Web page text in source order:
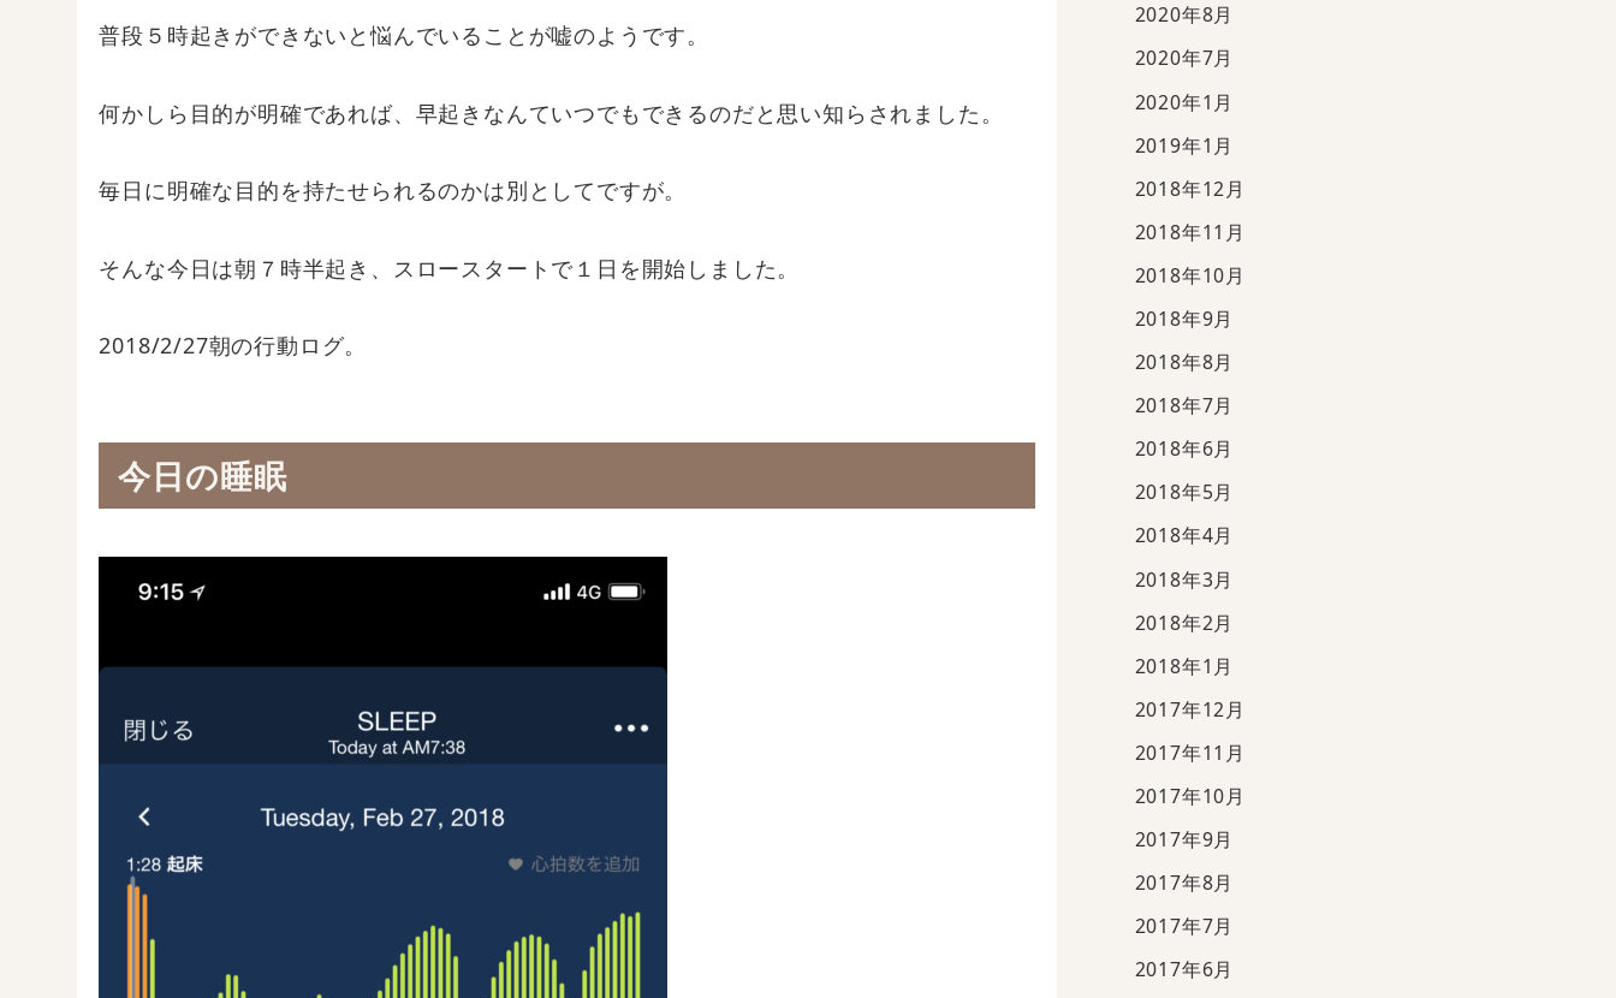
普段５時起きができないと悩んでいることが嘘のようです。
何かしら目的が明確であれば、早起きなんていつでもできるのだと思い知らされました。
毎日に明確な目的を持たせられるのかは別としてですが。
そんな今日は朝７時半起き、スロースタートで１日を開始しました。
2018/2/27朝の行動ログ。
今日の睡眠
2020年8月
2020年7月
2020年1月
2019年1月
2018年12月
2018年11月
2018年10月
2018年9月
2018年8月
2018年7月
2018年6月
2018年5月
2018年4月
2018年3月
2018年2月
2018年1月
2017年12月
2017年11月
2017年10月
2017年9月
2017年8月
2017年7月
2017年6月